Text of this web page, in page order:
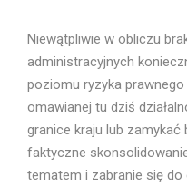
Niewątpliwie w obliczu
administracyjnych
poziomu ryzyka
omawianej tu dziś
granice kraju lub
faktyczne
tematem i zabranie się do